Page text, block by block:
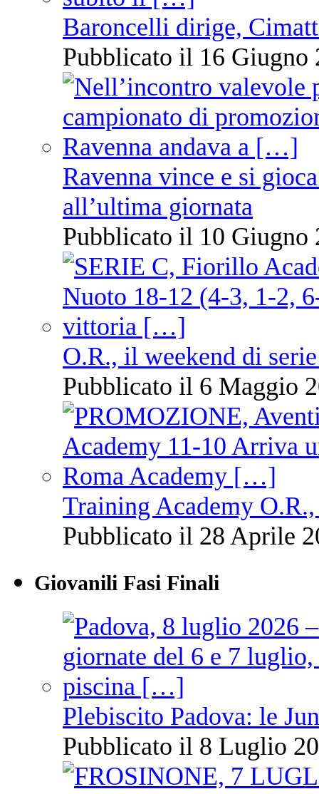
Baroncelli dirige,
Pubblicato il 16 Giugno
Ravenna vince e si
all’ultima giornata
Pubblicato il 10 Giugno
O.R., il weekend di
Pubblicato il 6 Maggio
Training Academy
Pubblicato il 28 Aprile
Giovanili Fasi Finali
Plebiscito Padova: le
Pubblicato il 8 Luglio